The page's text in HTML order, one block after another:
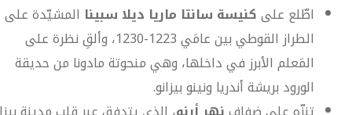
اطّلع علىكنيسة سانتا ماريا ديلا سبينا المشيّدة على
الطراز القوطي بين عامَي 1223-1230، وألقِ نظرة على
المَعلم الأبرز في داخلها، وهي منحوتة مادونا من حديقة
الورود بريشة أندريا ونينو بيزانو.